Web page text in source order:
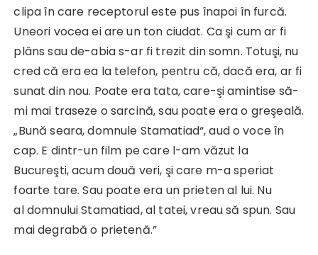
clipa în care receptorul este pus înapoi în furcă.
Uneori vocea ei are un ton ciudat. Ca şi cum ar fi
plâns sau de-abia s-ar fi trezit din somn. Totuşi, nu
cred că era ea la telefon, pentru că, dacă era, ar fi
sunat din nou. Poate era tata, care-şi amintise să-
mi mai traseze o sarcină, sau poate era o greşeală.
„Bună seara, domnule Stamatiad“, aud o voce în
cap. E dintr-un film pe care l-am văzut la
Bucureşti, acum două veri, şi care m-a speriat
foarte tare. Sau poate era un prieten al lui. Nu
al domnului Stamatiad, al tatei, vreau să spun. Sau
mai degrabă o prietenă.”